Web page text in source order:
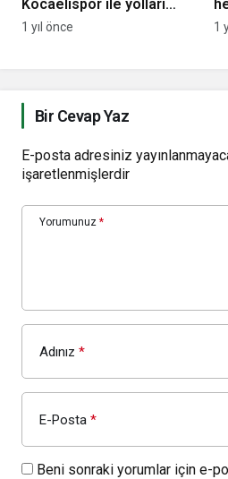
Kocaelispor ile yolları
ayrılan İsmet Taşdemir’e
1 yıl önce 1
Bir Cevap Yaz
E-posta adresiniz
işaretlenmişlerdir
Yorumunuz *
Adınız *
E-Posta *
Beni sonraki yorumlar için e-